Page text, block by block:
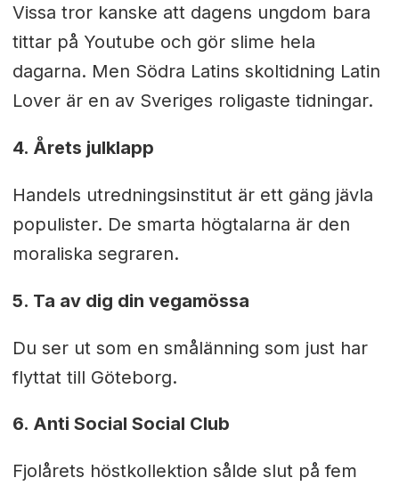
Vissa tror kanske att dagens ungdom bara
tittar på Youtube och gör slime hela
dagarna. Men Södra Latins skoltidning Latin
Lover är en av Sveriges roligaste tidningar.
4. Årets julklapp
Handels utredningsinstitut är ett gäng jävla
populister. De smarta högtalarna är den
moraliska segraren.
5. Ta av dig din vegamössa
Du ser ut som en smålänning som just har
flyttat till Göteborg.
6. Anti Social Social Club
Fjolårets höstkollektion sålde slut på fem